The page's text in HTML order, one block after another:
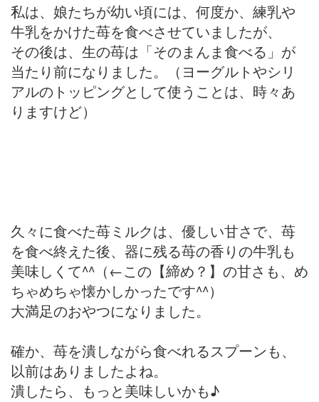
私は、娘たちが幼い頃には、何度か、練乳や
牛乳をかけた苺を食べさせていましたが、
その後は、生の苺は「そのまんま食べる」が
当たり前になりました。（ヨーグルトやシリ
アルのトッピングとして使うことは、時々あ
りますけど）
久々に食べた苺ミルクは、優しい甘さで、苺
を食べ終えた後、器に残る苺の香りの牛乳も
美味しくて^^（←この【締め？】の甘さも、め
ちゃめちゃ懐かしかったです^^）
大満足のおやつになりました。
確か、苺を潰しながら食べれるスプーンも、
以前はありましたよね。
潰したら、もっと美味しいかも♪